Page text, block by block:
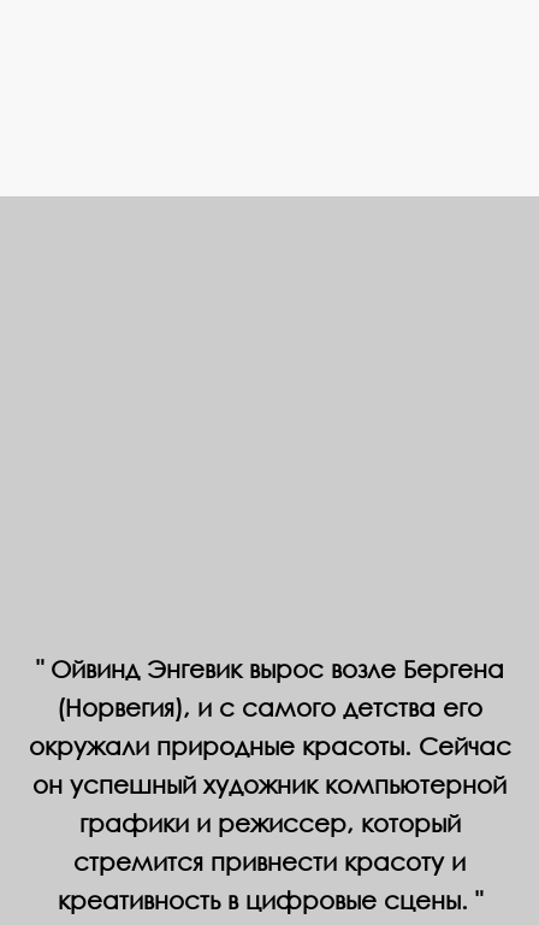
Ойвинд Энгевик вырос возле Бергена
(Норвегия), и с самого детства его
окружали природные красоты. Сейчас
он успешный художник компьютерной
графики и режиссер, который
стремится привнести красоту и
креативность в цифровые сцены.